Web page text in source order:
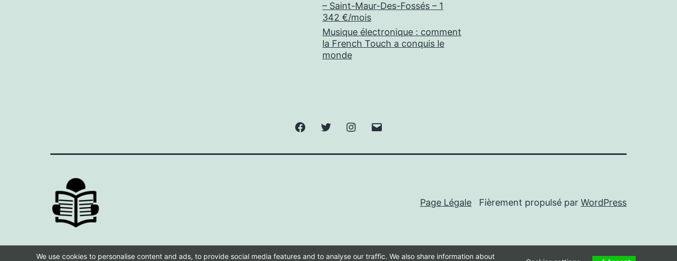
– Saint-Maur-Des-Fossés – 1
342 €/mois
Musique électronique : comment
la French Touch a conquis le
monde
FacebookTwitter Instagram
Page Légale Fièrement propulsé par WordPress
We use cookies to personalise content and ads, to provide social media features and to analyse our traffic. We also share information about